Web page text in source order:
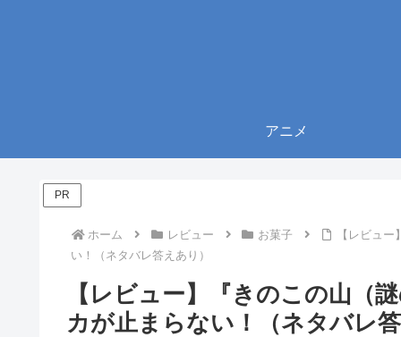
アニメ
ホーム レビュー お菓子
【レビュ
い！（ネタバレ答えあり）
PR
【レビュー】『きのこの山（
カが止まらない！（ネタバレ